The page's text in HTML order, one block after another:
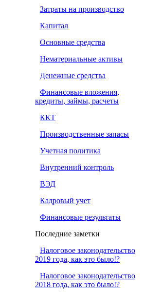
Затраты на производство
Капитал
Основные средства
Нематериальные активы
Денежные средства
Финансовые вложения,
кредиты, займы, расчеты
ККТ
Производственные запасы
Учетная политика
Внутренний контроль
ВЭД
Кадровый учет
Финансовые результаты
Последние заметки
Налоговое законодательство
2019 года, как это было!?
Налоговое законодательство
2018 года, как это было!?